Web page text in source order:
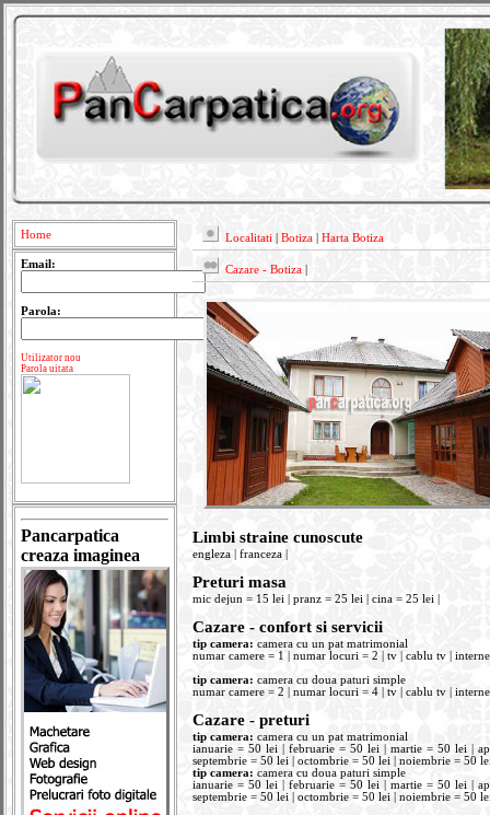
Home
Email:
Parola:
Utilizator nou
Parola uitata
Pancarpatica
creaza imaginea
Localitati Botiza Harta Botiza
Cazare - Botiza
Limbi straine cunoscute
engleza | franceza |
Preturi masa
mic dejun = 15 lei | pranz = 25 lei | cina = 25 lei |
Cazare - confort si servicii
tip camera: camera cu un pat matrimonial
numar camere = 1 | numar locuri = 2 | tv | cablu tv |
tip camera: camera cu doua paturi simple
numar camere = 2 | numar locuri = 4 | tv | cablu tv |
Cazare - preturi
tip camera: camera cu un pat matrimonial
ianuarie = 50 lei | februarie = 50 lei | martie = 50 lei |
septembrie = 50 lei | octombrie = 50 lei | noiembrie = 50
tip camera: camera cu doua paturi simple
ianuarie = 50 lei | februarie = 50 lei | martie = 50 lei |
septembrie = 50 lei | octombrie = 50 lei | noiembrie = 50